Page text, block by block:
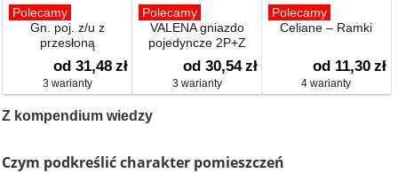
Polecamy
Gn. poj. z/u z
przesłoną
od 31,48 zł
3 warianty
Polecamy
VALENA gniazdo
pojedyncze 2P+Z
od 30,54 zł
3 warianty
Polecamy
Celiane – Ramki
od 11,30 zł
4 warianty
Z kompendium wiedzy
Czym podkreślić charakter pomieszczeń